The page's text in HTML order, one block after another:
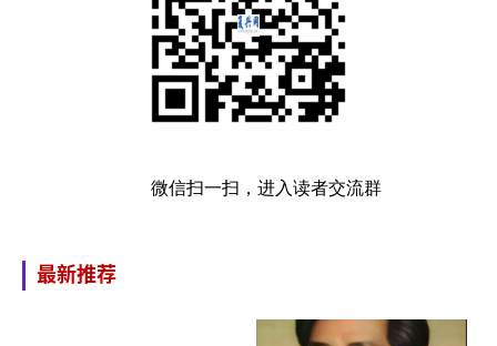
微信扫一扫，进入读者交流群
最新推荐